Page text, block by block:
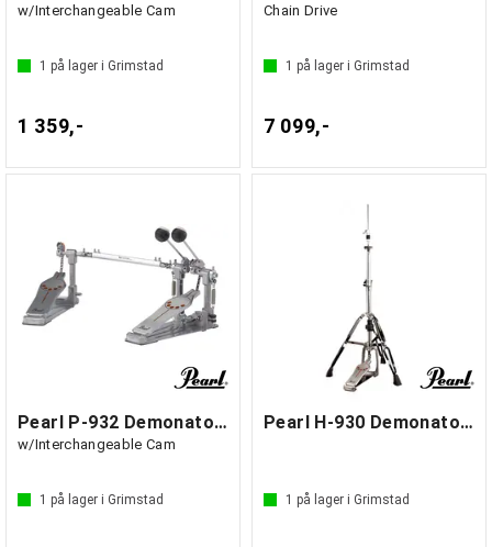
w/Interchangeable Cam
1 på lager i Grimstad
1 359,-
Chain Drive
1 på lager i Grimstad
7 099,-
Pearl P-932 Demonator dobbeltpedal
w/Interchangeable Cam
1 på lager i Grimstad
Pearl H-930 Demonator Hi Hat Stand
1 på lager i Grimstad